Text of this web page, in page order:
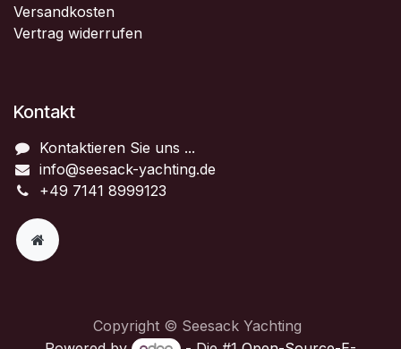
Versandkosten
Vertrag widerrufen
Kontakt
Kontaktieren Sie uns ...
info@seesack-yachting.de
+49 7141 8999123
Copyright © Seesack Yachting